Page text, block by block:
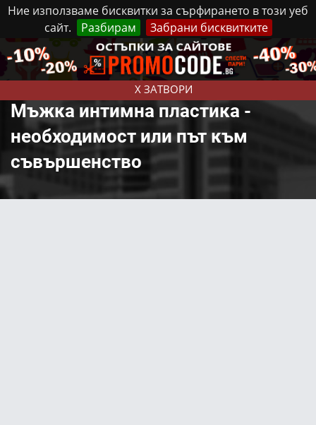
Ние използваме бисквитки за сърфирането в този уеб
сайт.
Разбирам Забрани бисквитките
X ЗАТВОРИ
Неделя, 9 Август, 2026 Реклама Контакти
Мъжка интимна пластика -
необходимост или път към
съвършенство